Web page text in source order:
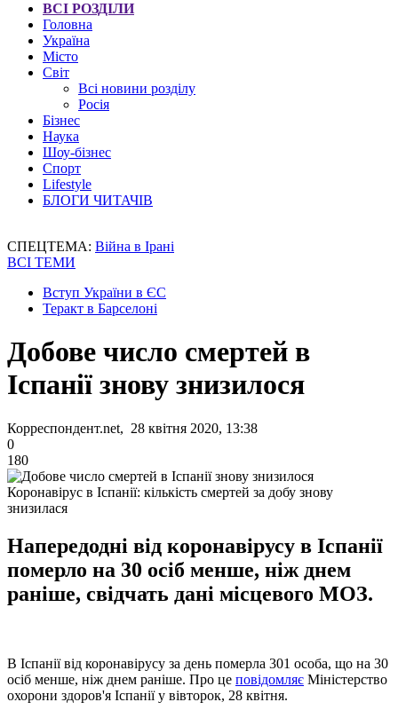
ВСІ РОЗДІЛИ
Головна
Україна
Місто
Світ
Всі новини розділу
Росія
Бізнес
Наука
Шоу-бізнес
Спорт
Lifestyle
БЛОГИ ЧИТАЧІВ
СПЕЦТЕМА: Війна в Ірані
ВСІ ТЕМИ
Вступ України в ЄС
Теракт в Барселоні
Добове число смертей в
Іспанії знову знизилося
Корреспондент.net, 28 квітня 2020, 13:38
0
180
Коронавірус в Іспанії: кількість смертей за добу знову
знизилася
Напередодні від коронавірусу в Іспанії
померло на 30 осіб менше, ніж днем ​​
раніше, свідчать дані місцевого МОЗ.
В Іспанії від коронавірусу за день померла 301 особа, що на 30
осіб менше, ніж днем ​​раніше. Про це повідомляє Міністерство
охорони здоров'я Іспанії у вівторок, 28 квітня.